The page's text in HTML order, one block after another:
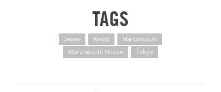
TAGS
Japan Kanto
Marunouchi
Marunouchi House
Tokyo